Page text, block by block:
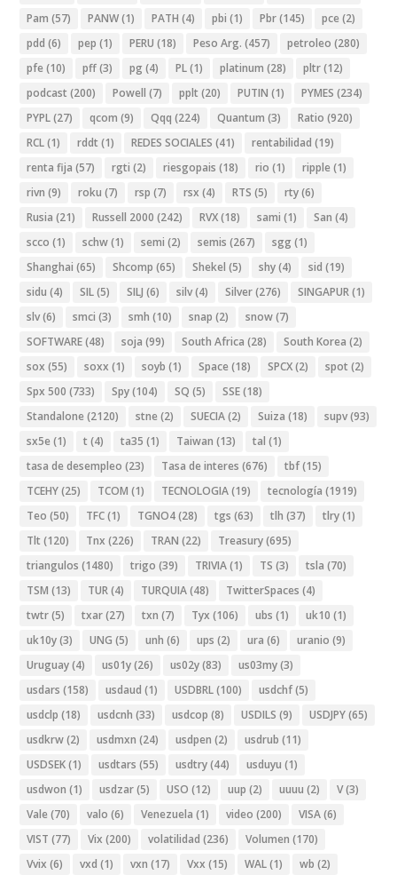
Pam (57) PANW(1) PATH (4) pbi (1) Pbr(145) pce (2)
pdd (6) pep (1) PERU (18) Peso Arg. (457) petroleo (280)
pfe (10) pff(3) pg (4) PL(1) platinum (28) pltr(12)
podcast (200) Powell (7) pplt (20) PUTIN (1) PYMES (234)
PYPL(27) qcom (9) Qqq (224) Quantum (3) Ratio (920)
RCL(1) rddt (1) REDES SOCIALES (41) rentabilidad (19)
renta fija (57) rgti (2) riesgopais (18) rio (1) ripple (1)
rivn (9) roku (7) rsp (7) rsx (4) RTS (5) rty(6)
Rusia (21) Russell 2000 (242) RVX(18) sami (1) San (4)
scco (1) schw(1) semi (2) semis (267) sgg (1)
Shanghai (65) Shcomp (65) Shekel (5) shy(4) sid (19)
sidu (4) SIL(5) SILJ (6) silv(4) Silver(276) SINGAPUR(1)
slv(6) smci (3) smh (10) snap (2) snow(7)
SOFTWARE(48) soja (99) South Africa (28) South Korea (2)
sox (55) soxx (1) soyb (1) Space (18) SPCX(2) spot (2)
Spx 500 (733) Spy(104) SQ (5) SSE(18)
Standalone (2120) stne (2) SUECIA(2) Suiza (18) supv(93)
sx5e (1) t (4) ta35 (1) Taiwan (13) tal (1)
tasa de desempleo (23) Tasa de interes (676) tbf(15)
TCEHY(25) TCOM (1) TECNOLOGIA(19) tecnología (1919)
Teo (50) TFC(1) TGNO4(28) tgs (63) tlh (37) tlry(1)
Tlt (120) Tnx (226) TRAN (22) Treasury(695)
triangulos (1480) trigo (39) TRIVIA(1) TS (3) tsla (70)
TSM (13) TUR(4) TURQUIA(48) TwitterSpaces (4)
twtr(5) txar(27) txn (7) Tyx (106) ubs (1) uk10 (1)
uk10y(3) UNG (5) unh (6) ups (2) ura (6) uranio (9)
Uruguay(4) us01y(26) us02y(83) us03my(3)
usdars (158) usdaud (1) USDBRL(100) usdchf(5)
usdclp (18) usdcnh (33) usdcop (8) USDILS (9) USDJPY(65)
usdkrw(2) usdmxn (24) usdpen (2) usdrub (11)
USDSEK(1) usdtars (55) usdtry(44) usduyu (1)
usdwon (1) usdzar(5) USO (12) uup (2) uuuu (2) V(3)
Vale (70) valo (6) Venezuela (1) video (200) VISA(6)
VIST (77) Vix (200) volatilidad (236) Volumen (170)
Vvix (6) vxd (1) vxn (17) Vxx (15) WAL(1) wb (2)